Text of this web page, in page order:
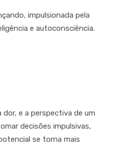
impulsionada pela
e autoconsciência.
e a perspectiva de um
decisões impulsivas,
se torna mais